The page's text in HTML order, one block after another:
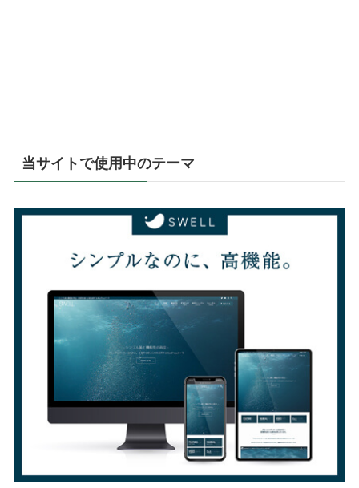
当サイトで使用中のテーマ